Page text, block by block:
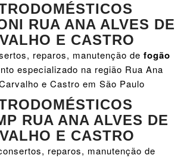
RUA ANA ALVES DE
E CASTRO
reparos, manutenção de fogão
especializado na região Rua Ana
e Castro em São Paulo
RUA ANA ALVES DE
E CASTRO
reparos, manutenção de